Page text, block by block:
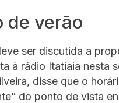
de verão
ser discutida a
à rádio Itatiaia nesta
disse que o
do ponto de vista